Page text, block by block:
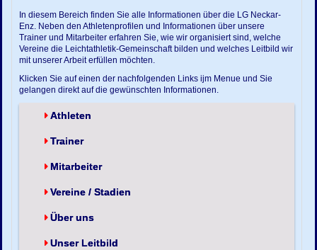
In diesem Bereich finden Sie alle Informationen über die LG Neckar-
Enz. Neben den Athletenprofilen und Informationen über unsere
Trainer und Mitarbeiter erfahren Sie, wie wir organisiert sind, welche
Vereine die Leichtathletik-Gemeinschaft bilden und welches Leitbild wir
mit unserer Arbeit erfüllen möchten.
Klicken Sie auf einen der nachfolgenden Links ijm Menue und Sie
gelangen direkt auf die gewünschten Informationen.
Athleten
Trainer
Mitarbeiter
Vereine / Stadien
Über uns
Unser Leitbild